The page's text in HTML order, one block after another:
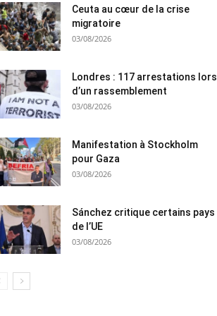
Ceuta au cœur de la crise
migratoire
03/08/2026
Londres : 117 arrestations lors
d’un rassemblement
03/08/2026
Manifestation à Stockholm
pour Gaza
03/08/2026
Sánchez critique certains pays
de l’UE
03/08/2026